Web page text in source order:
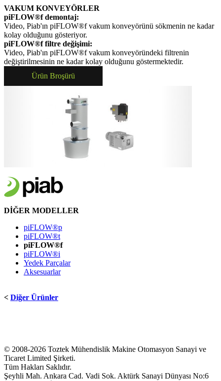
VAKUM KONVEYÖRLER
piFLOW®f demontaj:
Video, Piab'ın piFLOW®f vakum konveyörünü sökmenin ne kadar
kolay olduğunu gösteriyor.
piFLOW®f filtre değişimi:
Video, Piab'ın piFLOW®f vakum konveyöründeki filtrenin
değiştirilmesinin ne kadar kolay olduğunu göstermektedir.
Ürün Broşürü
DİĞER MODELLER
piFLOW®p
piFLOW®t
piFLOW®f
piFLOW®i
Yedek Parçalar
Aksesuarlar
< Diğer Ürünler
© 2008-2026 Toztek Mühendislik Makine Otomasyon Sanayi ve
Ticaret Limited Şirketi.
Tüm Hakları Saklıdır.
Şeyhli Mah. Ankara Cad. Vadi Sok. Aktürk Sanayi Dünyası No:6